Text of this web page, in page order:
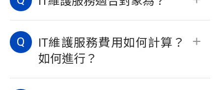
小型辦公室為主，如：小型企業商號、企
業部門、公部門、機構社團…等。
Q
IT維護服務費用如何計算？
如何進行？